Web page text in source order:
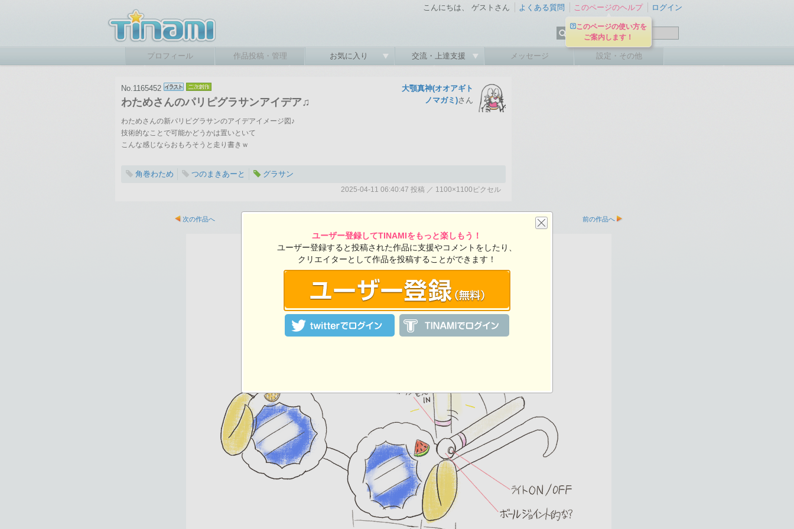
こんにちは、 ゲストさん よくある質問 このページのヘルプ ログイン
プロフィール 作品投稿・管理 お気に入り 交流・上達支援 メッセージ 設定・その他
No.1165452
わためさんのパリピグラサンアイデア♫
大顎真神(オオアギト
ノマガミ)さん
わためさんの新パリピグラサンのアイデアイメージ図♪
技術的なことで可能かどうかは置いといて
こんな感じならおもろそうと走り書きｗ
角巻わため つのまきあーと グラサン
2025-04-11 06:40:47 投稿 ／ 1100×1100ピクセル
次の作品へ 前の作品へ
総閲覧数：342 閲覧ユーザー数：342
1100×1100ピクセル
ユーザー登録してTINAMIをもっと楽しもう！
ユーザー登録すると投稿された作品に支援やコメントをしたり、
クリエイターとして作品を投稿することができます！
このページの使い方を
ご案内します！